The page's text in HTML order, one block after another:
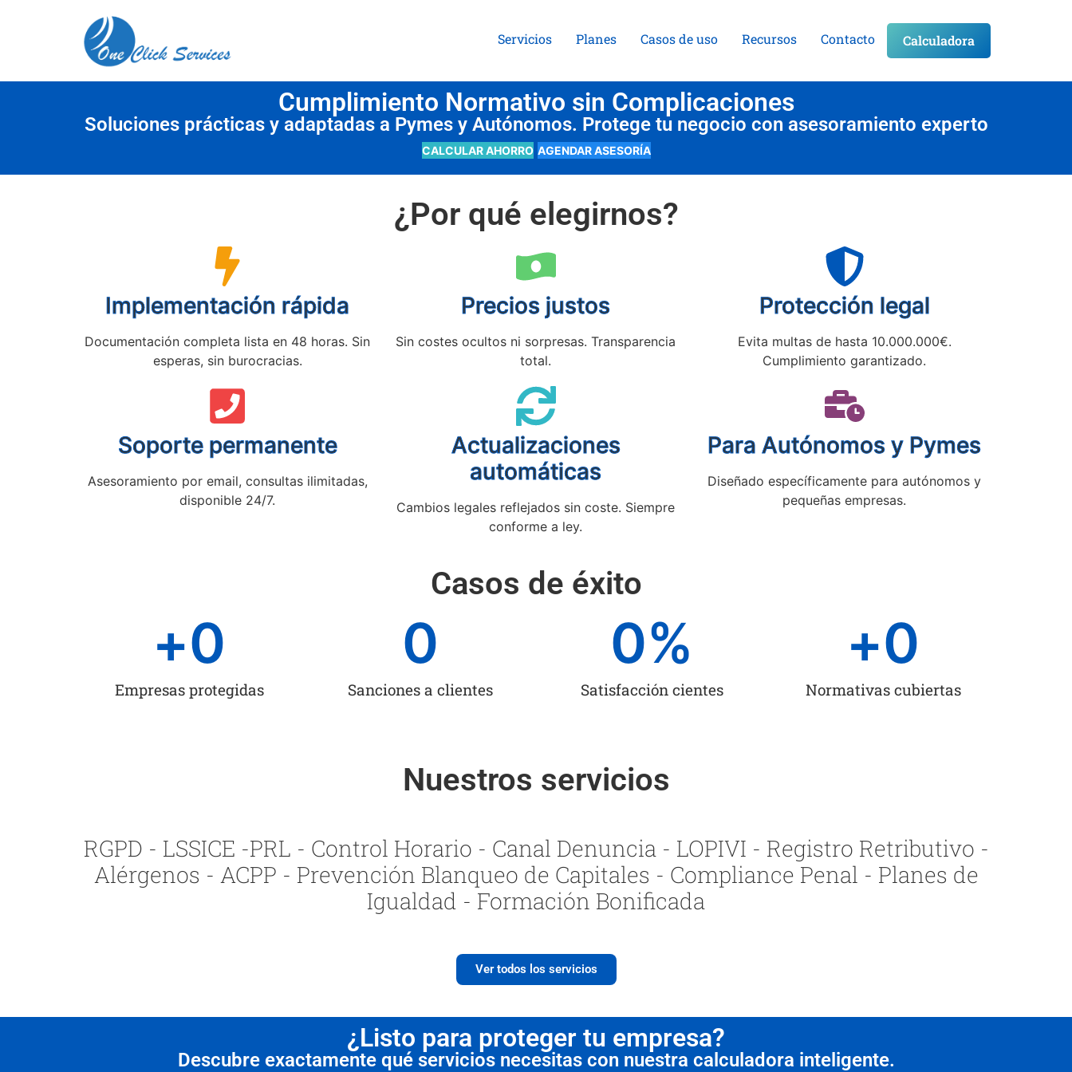
Servicios Planes Casos de uso Recursos Contacto Calculadora
Cumplimiento Normativo sin Complicaciones
Soluciones prácticas y adaptadas a Pymes y Autónomos. Protege tu negocio con asesoramiento experto
CALCULAR AHORRO AGENDAR ASESORÍA
¿Por qué elegirnos?
Implementación rápida
Documentación completa lista en 48 horas. Sin
esperas, sin burocracias.
Precios justos
Sin costes ocultos ni sorpresas. Transparencia
total.
Protección legal
Evita multas de hasta 10.000.000€.
Cumplimiento garantizado.
Soporte permanente
Asesoramiento por email, consultas ilimitadas,
disponible 24/7.
Actualizaciones
automáticas
Cambios legales reflejados sin coste. Siempre
conforme a ley.
Para Autónomos y Pymes
Diseñado específicamente para autónomos y
pequeñas empresas.
Casos de éxito
Empresas protegidas
+0
Sanciones a clientes
0
Satisfacción cientes
0%
Normativas cubiertas
+0
Nuestros servicios
RGPD - LSSICE -PRL - Control Horario - Canal Denuncia - LOPIVI - Registro Retributivo -
Alérgenos - ACPP - Prevención Blanqueo de Capitales - Compliance Penal - Planes de
Igualdad - Formación Bonificada
Ver todos los servicios
¿Listo para proteger tu empresa?
Descubre exactamente qué servicios necesitas con nuestra calculadora inteligente.